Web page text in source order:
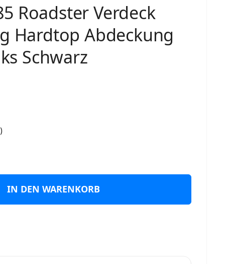
Roadster Verdeck
Hardtop Abdeckung
Schwarz
IN DEN WARENKORB